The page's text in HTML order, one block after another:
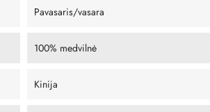
Pavasaris/vasara
100% medvilnė
Kinija